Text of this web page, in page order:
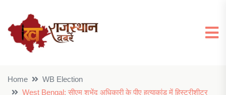
Home
WB Election
West Bengal: सीएम शुभेंदु अधिकारी के पीए हत्याकांड में हिस्ट्रीशीटर